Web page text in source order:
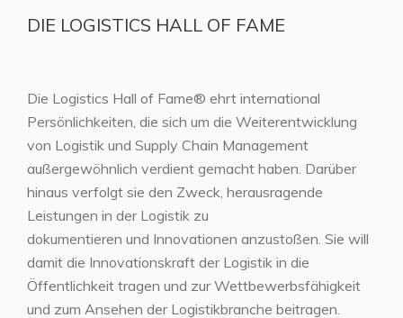
DIE LOGISTICS HALL OF FAME
Die Logistics Hall of Fame® ehrt international
Persönlichkeiten, die sich um die Weiterentwicklung
von Logistik und Supply Chain Management
außergewöhnlich verdient gemacht haben. Darüber
hinaus verfolgt sie den Zweck, herausragende
Leistungen in der Logistik zu
dokumentieren und Innovationen anzustoßen. Sie will
damit die Innovationskraft der Logistik in die
Öffentlichkeit tragen und zur Wettbewerbsfähigkeit
und zum Ansehen der Logistikbranche beitragen.